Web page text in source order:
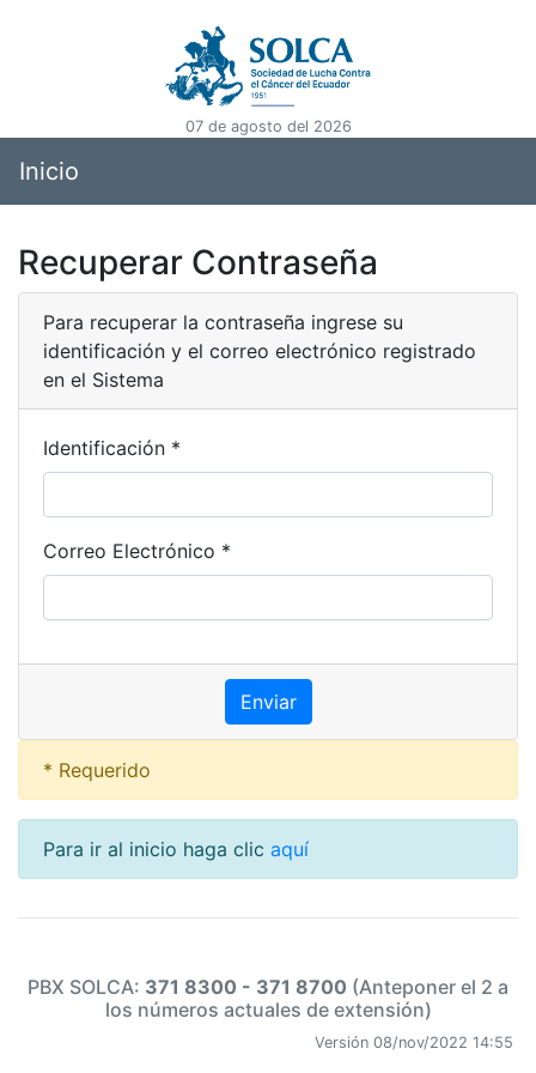
07 de agosto del 2026
Inicio
Recuperar Contraseña
Para recuperar la contraseña ingrese su
identificación y el correo electrónico registrado
en el Sistema
Identificación *
Correo Electrónico *
* Requerido
Para ir al inicio haga clic aquí
PBX SOLCA: 371 8300 - 371 8700 (Anteponer el 2 a
los números actuales de extensión)
Versión 08/nov/2022 14:55